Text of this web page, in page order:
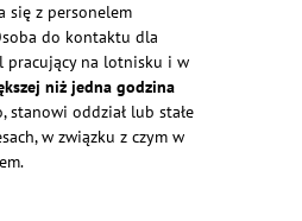
się z personelem
do kontaktu dla
pracujący na lotnisku i w
niż jedna godzina
stanowi oddział lub stałe
w związku z czym w